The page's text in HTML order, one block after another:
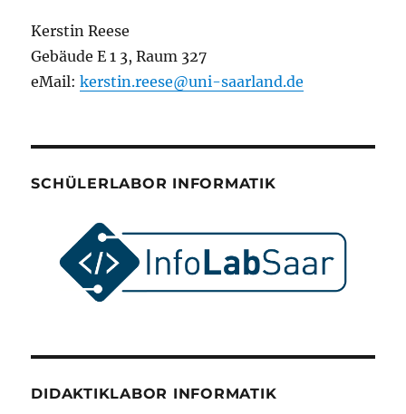
Kerstin Reese
Gebäude E 1 3, Raum 327
eMail:kerstin.reese@uni-saarland.de
SCHÜLERLABOR INFORMATIK
DIDAKTIKLABOR INFORMATIK